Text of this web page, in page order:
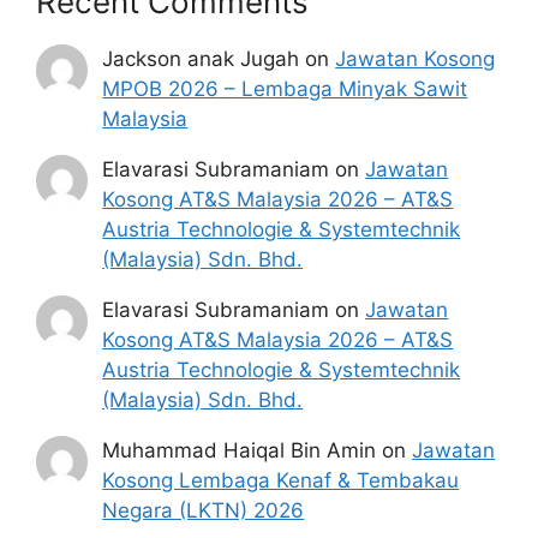
berhampiran.
*Rujuk senarai kedai berhampiran di sini:
https://checkstatus.mykasih.net/sara2/merchan
t-list
SEMAK BAKI BANTUAN
MYKASIH BANTUAN DALAM
MYKAD 2025
Ikuti cara semakan baki Bantuan MyKasih yang
ada dalam MyKad seperti berikut :
Muat turun aplikasi MyKasih di app store
/ google play dalam telefon bimbit anda.
Setelah selesai muat turun, klik butang
Jackson anak Jugah onJawatan Kosong
MPOB 2026 – Lembaga Minyak Sawit
Malaysia
Elavarasi Subramaniam onJawatan
Kosong AT&S Malaysia 2026 – AT&S
Austria Technologie & Systemtechnik
(Malaysia) Sdn. Bhd.
Elavarasi Subramaniam onJawatan
Kosong AT&S Malaysia 2026 – AT&S
Austria Technologie & Systemtechnik
(Malaysia) Sdn. Bhd.
Muhammad Haiqal Bin Amin onJawatan
Kosong Lembaga Kenaf & Tembakau
Negara (LKTN) 2026